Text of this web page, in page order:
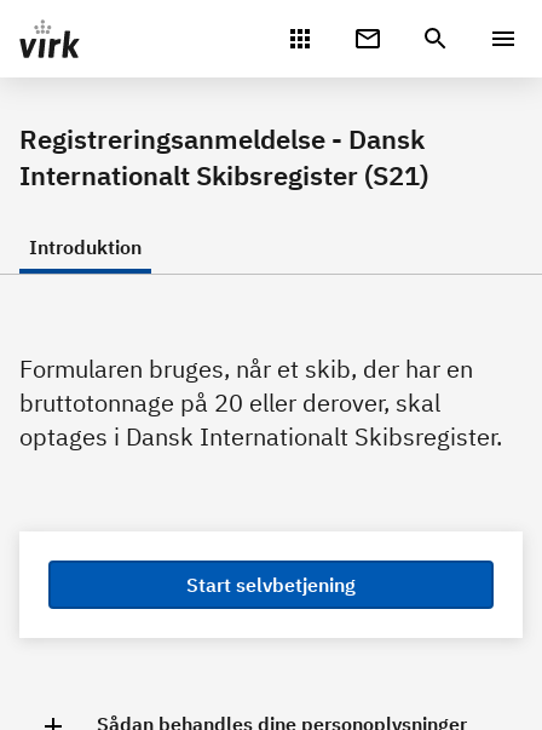
Gå direkte til indhold
Registreringsanmeldelse - Dansk
Internationalt Skibsregister (S21)
Introduktion
Formularen bruges, når et skib, der har en
bruttotonnage på 20 eller derover, skal
optages i Dansk Internationalt Skibsregister.
Start selvbetjening
Sådan behandles dine personoplysninger